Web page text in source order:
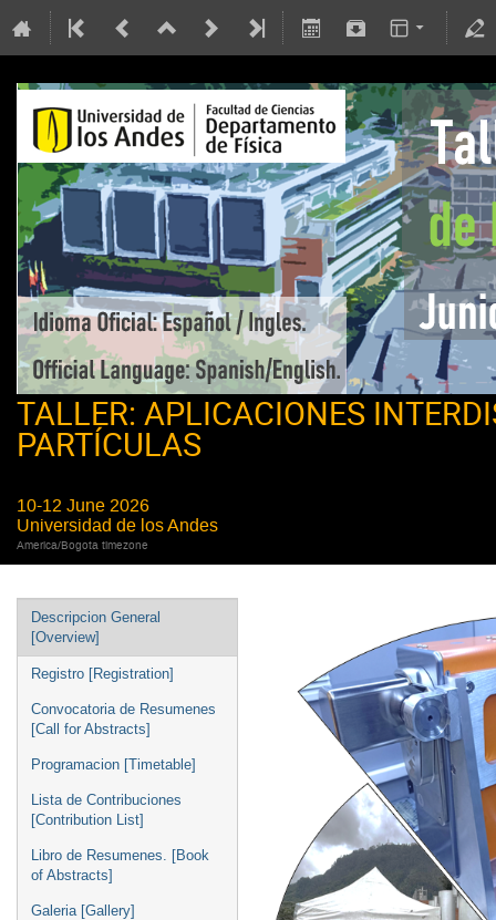
TALLER: APLICACIONES
PARTÍCULAS
10-12 June 2026
Universidad de los Andes
America/Bogota timezone
Descripcion General
[Overview]
Registro [Registration]
Convocatoria de Resumenes
[Call for Abstracts]
Programacion [Timetable]
Lista de Contribuciones
[Contribution List]
Libro de Resumenes. [Book
of Abstracts]
Galeria [Gallery]